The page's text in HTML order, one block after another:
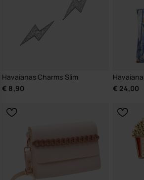
Havaianas Charms Slim
€ 8,90
€ 24,00